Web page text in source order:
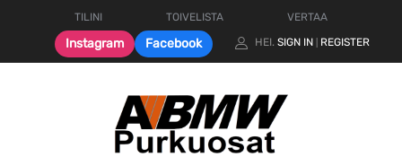
TILINI TOIVELISTA VERTAA
Instagram Facebook HEI. SIGN IN REGISTER